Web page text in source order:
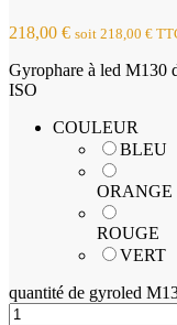
218,00 € soit 218,00 €
Gyrophare à led M130
ISO
COULEUR
BLEU
ORANGE
ROUGE
VERT
quantité de gyroled